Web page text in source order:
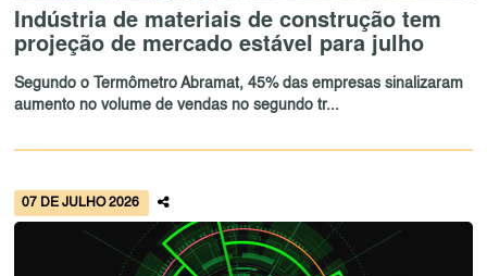
Indústria de materiais de construção tem
projeção de mercado estável para julho
Segundo o Termômetro Abramat, 45% das empresas sinalizaram
aumento no volume de vendas no segundo tr...
07 DE JULHO 2026